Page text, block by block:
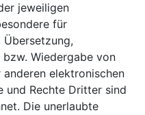
jeweiligen
für
Wiedergabe von
elektronischen
und Rechte Dritter sind
Die unerlaubte